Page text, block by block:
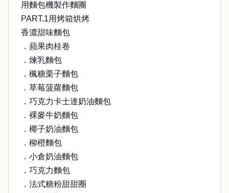
用麵包機製作麵團
PART.1用烤箱烘烤
香濃甜味麵包
．蘋果肉桂卷
．煉乳麵包
．楓糖栗子麵包
．草莓菠蘿麵包
．巧克力卡士達奶油麵包
．裸麥牛奶麵包
．椰子奶油麵包
．柳橙麵包
．小倉奶油麵包
．巧克力麵包
．法式糖粉甜甜圈